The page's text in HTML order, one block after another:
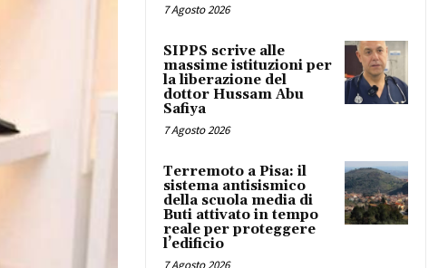
7 Agosto 2026
SIPPS scrive alle
massime istituzioni per
la liberazione del
dottor Hussam Abu
Safiya
7 Agosto 2026
Terremoto a Pisa: il
sistema antisismico
della scuola media di
Buti attivato in tempo
reale per proteggere
l’edificio
7 Agosto 2026